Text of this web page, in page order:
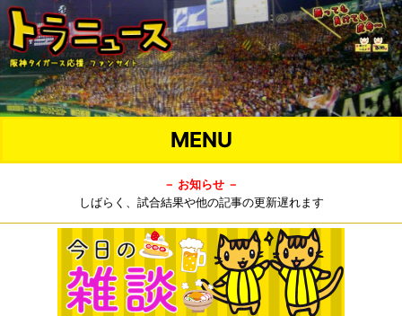
MENU
－ お知らせ －
しばらく、試合結果や他の記事の更新遅れます